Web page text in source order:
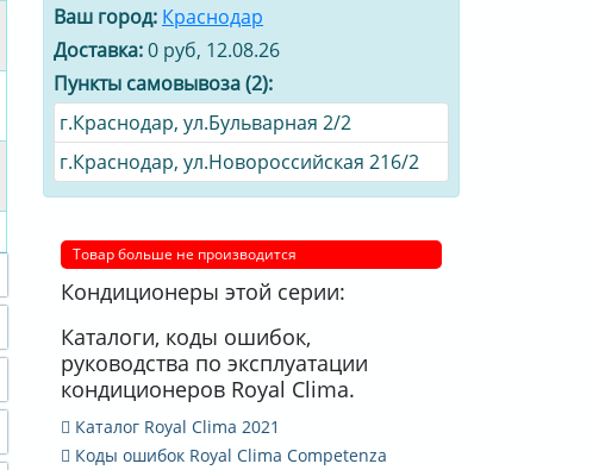
Ваш город: Краснодар
Доставка:0 руб, 12.08.26
Пункты самовывоза (2):
г.Краснодар, ул.Бульварная 2/2
г.Краснодар, ул.Новороссийская 216/2
Товар больше не производится
Кондиционеры этой серии:
Каталоги, коды ошибок,
руководства по эксплуатации
кондиционеров Royal Clima.
Каталог Royal Clima 2021
Коды ошибок Royal Clima Competenza